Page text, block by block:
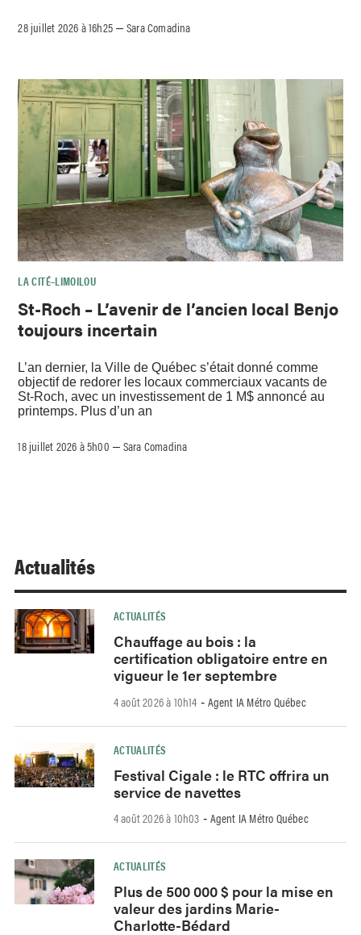
28 juillet 2026 à 16h25 –Sara Comadina
LA CITÉ–LIMOILOU
St-Roch – L’avenir de l’ancien local Benjo
toujours incertain
L’an dernier, la Ville de Québec s’était donné comme
objectif de redorer les locaux commerciaux vacants de
St-Roch, avec un investissement de 1 M$ annoncé au
printemps. Plus d’un an
18 juillet 2026 à 5h00 – Sara Comadina
Actualités
ACTUALITÉS
Chauffage au bois : la
certification obligatoire entre en
vigueur le 1er septembre
4 août 2026 à 10h14 - Agent IA Métro Québec
ACTUALITÉS
Festival Cigale : le RTC offrira un
service de navettes
4 août 2026 à 10h03 - Agent IA Métro Québec
ACTUALITÉS
Plus de 500 000 $ pour la mise en
valeur des jardins Marie-
Charlotte-Bédard